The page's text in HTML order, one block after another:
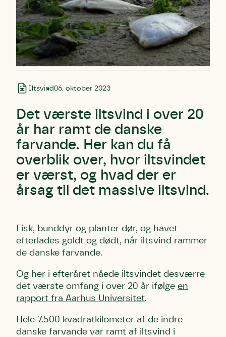
Iltsvind06. oktober 2023
Det værste iltsvind i over 20
år har ramt de danske
farvande. Her kan du få
overblik over, hvor iltsvindet
er værst, og hvad der er
årsag til det massive iltsvind.
Fisk, bunddyr og planter dør, og havet
efterlades goldt og dødt, når iltsvind rammer
de danske farvande.
Og her i efteråret nåede iltsvindet desværre
det værste omfang i over 20 år ifølge en
rapport fra Aarhus Universitet.
Hele 7.500 kvadratkilometer af de indre
danske farvande var ramt af iltsvind i